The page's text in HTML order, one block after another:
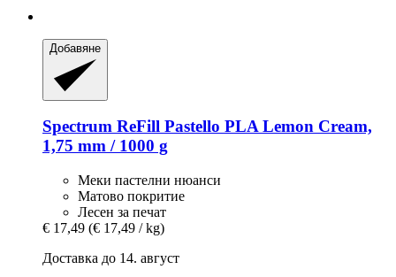
Добавяне
Spectrum ReFill Pastello PLA Lemon Cream,
1,75 mm / 1000 g
Меки пастелни нюанси
Матово покритие
Лесен за печат
€ 17,49 (€ 17,49 / kg)
Доставка до 14. август